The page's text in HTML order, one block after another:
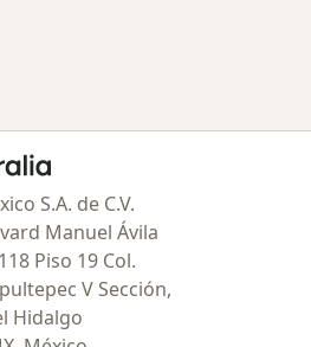
de inicio
S.A. de C.V.
Manuel Ávila
Piso 19 Col.
V Sección,
Hidalgo